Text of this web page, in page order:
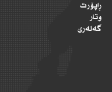
ڕاپۆرت
وتار
گەلەری